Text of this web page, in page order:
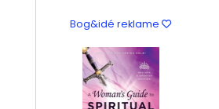
Bog&idé reklame